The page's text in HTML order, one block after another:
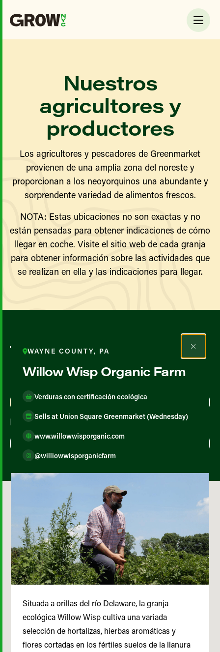
Nuestros
agricultores y
productores
Los agricultores y pescadores de Greenmarket
provienen de una amplia zona del noreste y
proporcionan a los neoyorquinos una abundante y
sorprendente variedad de alimentos frescos.
NOTA: Estas ubicaciones no son exactas y no
están pensadas para obtener indicaciones de cómo
llegar en coche. Visite el sitio web de cada granja
para obtener información sobre las actividades que
se realizan en ella y las indicaciones para llegar.
Todos los agricultores y
productores
Map View List View
WAYNE COUNTY, PA
Willow Wisp Organic Farm
Verduras con certificación ecológica
Sells at Union Square Greenmarket (Wednesday)
www.willowwisporganic.com
@williowwisporganicfarm
Situada a orillas del río Delaware, la granja
ecológica Willow Wisp cultiva una variada
selección de hortalizas, hierbas aromáticas y
flores cortadas en los fértiles suelos de la llanura